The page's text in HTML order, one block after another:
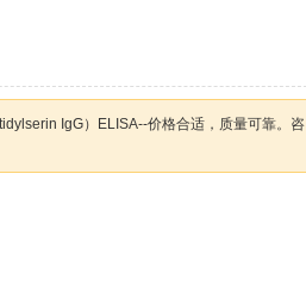
IgG）ELISA--价格合适，质量可靠。咨